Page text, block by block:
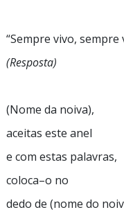
“Sempre vivo, sempre
(Resposta)
(Nome da noiva),
aceitas este anel
e com estas palavras,
coloca–o no
dedo de (nome do